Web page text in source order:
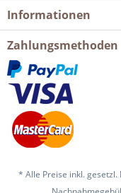
Informationen
Zahlungsmethoden
* Alle Preise inkl.